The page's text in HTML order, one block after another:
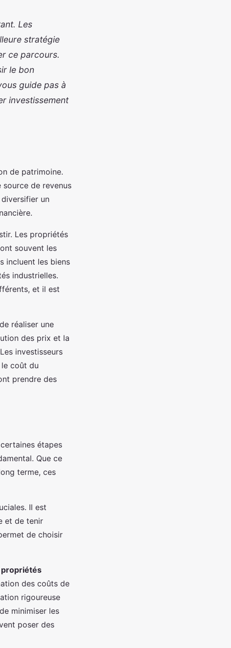
Les
stratégie
ce parcours.
le bon
guide pas à
investissement
de patrimoine.
de revenus
un
Les propriétés
souvent les
incluent les biens
industrielles.
et il est
réaliser une
des prix et la
investisseurs
coût du
prendre des
étapes
Que ce
terme, ces
Il est
et de tenir
de choisir
propriétés
des coûts de
rigoureuse
minimiser les
poser des